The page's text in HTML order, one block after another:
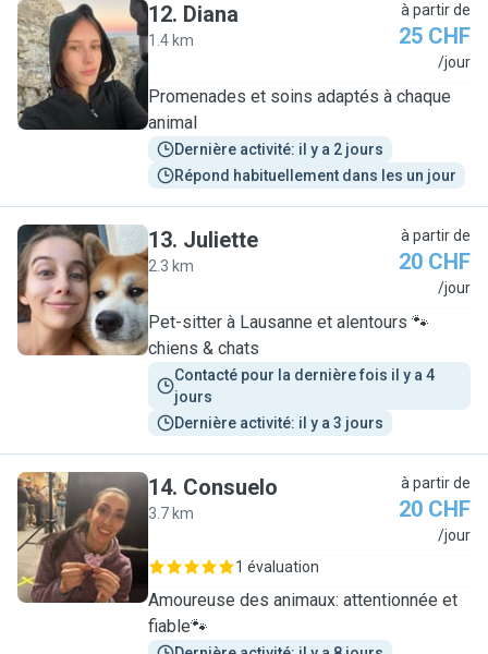
D
12. Diana
1.4 km
à partir de
25 CHF
/jour
Promenades et soins adaptés à chaque
animal
Dernière activité: il y a 2 jours
Répond habituellement dans les un jour
J
13. Juliette
2.3 km
à partir de
20 CHF
/jour
Pet-sitter à Lausanne et alentours 🐾
chiens & chats
Contacté pour la dernière fois il y a 4
jours
Dernière activité: il y a 3 jours
C
14. Consuelo
3.7 km
à partir de
20 CHF
/jour
1 évaluation
Amoureuse des animaux: attentionnée et
fiable🐾